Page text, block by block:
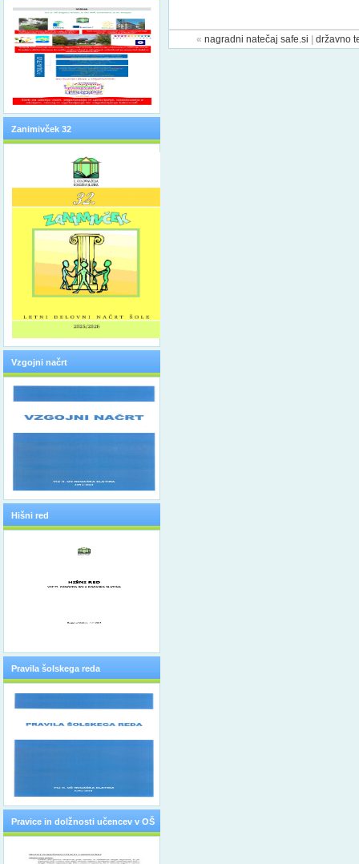
Zanimivček 32
Vzgojni načrt
Hišni red
Pravila šolskega reda
Pravice in dolžnosti učencev v OŠ
« nagradni natečaj safe.si državno